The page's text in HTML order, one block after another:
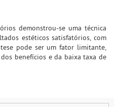
demonstrou-se uma técnica
estéticos satisfatórios, com
pode ser um fator limitante,
benefícios e da baixa taxa de